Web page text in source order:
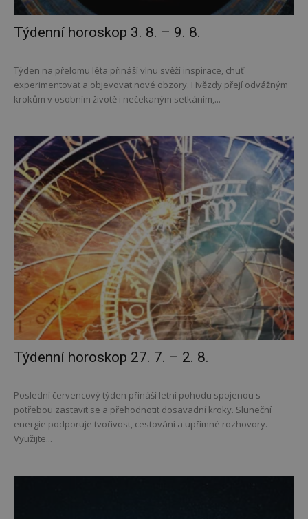
Týdenní horoskop 3. 8. – 9. 8.
Týden na přelomu léta přináší vlnu svěží inspirace, chuť
experimentovat a objevovat nové obzory. Hvězdy přejí odvážným
krokům v osobním životě i nečekaným setkáním,...
Týdenní horoskop 27. 7. – 2. 8.
Poslední červencový týden přináší letní pohodu spojenou s
potřebou zastavit se a přehodnotit dosavadní kroky. Sluneční
energie podporuje tvořivost, cestování a upřímné rozhovory.
Využijte...